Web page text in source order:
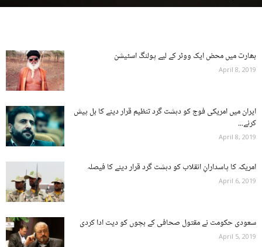
بھارت میں محض ایک ووٹر کے لیے پولنگ اسٹیشن
April 8, 2019
ایران میں امریکی فوج کو دہشت گرد تنظیم قرار دینے کا بل پیش
کرنے...
April 8, 2019
امریکہ کا پاسدارانِ انقلاب کو دہشت گرد قرار دینے کا فیصلہ
April 6, 2019
سعودی حکومت نے مقتول صحافی کے بچوں کو دیت ادا کردی
April 5, 2019